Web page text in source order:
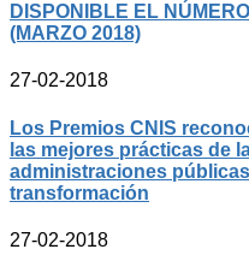
DISPONIBLE EL
(MARZO 2018)
27-02-2018
Los Premios CNIS
las mejores prácticas de
administraciones
transformación
27-02-2018